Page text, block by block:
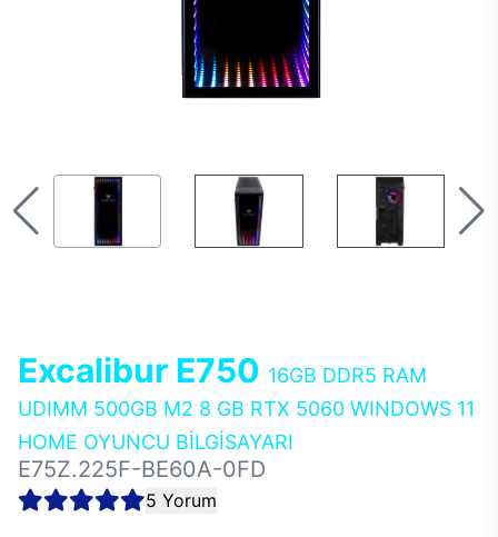
Excalibur E750 16GB DDR5 RAM
UDIMM 500GB M2 8 GB RTX 5060 WINDOWS 11
HOME OYUNCU BİLGİSAYARI
E75Z.225F-BE60A-0FD
5 Yorum